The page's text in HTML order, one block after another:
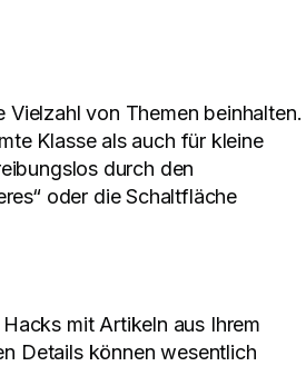
Vielzahl von Themen beinhalten.
Klasse als auch für kleine
durch den
oder die Schaltfläche
mit Artikeln aus Ihrem
Details können wesentlich